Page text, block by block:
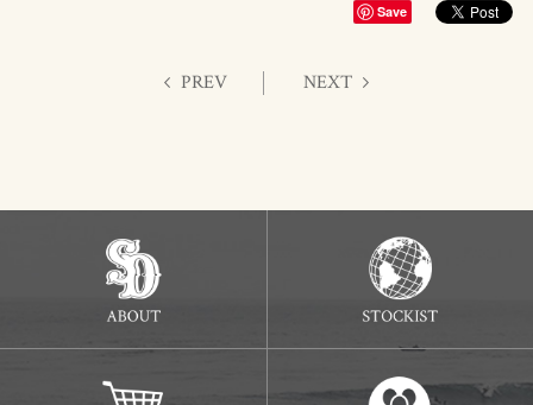
Save
PREV NEXT